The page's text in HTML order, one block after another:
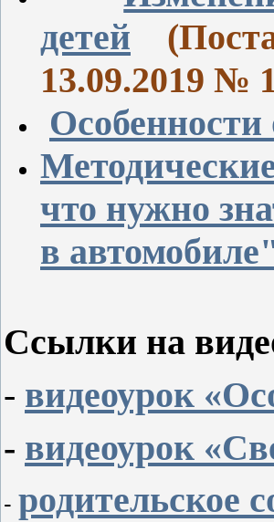
детей
13.09.2019 №
Особенности
что нужно
в
Ссылки на
- видеоурок
- видеоурок
- родительское